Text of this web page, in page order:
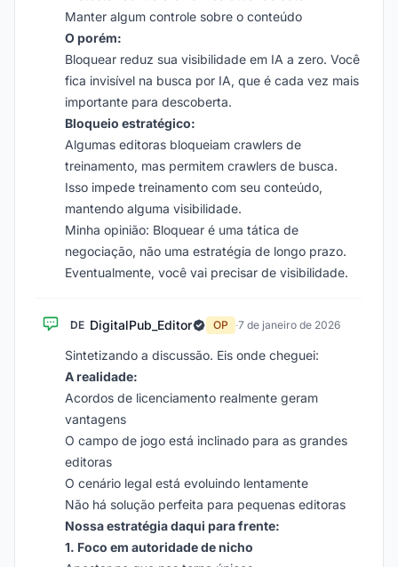
Manter algum controle sobre o conteúdo
O porém:
Bloquear reduz sua visibilidade em IA a zero. Você
fica invisível na busca por IA, que é cada vez mais
importante para descoberta.
Bloqueio estratégico:
Algumas editoras bloqueiam crawlers de
treinamento, mas permitem crawlers de busca.
Isso impede treinamento com seu conteúdo,
mantendo alguma visibilidade.
Minha opinião: Bloquear é uma tática de
negociação, não uma estratégia de longo prazo.
Eventualmente, você vai precisar de visibilidade.
DE DigitalPub_Editor OP ·7 de janeiro de 2026
Sintetizando a discussão. Eis onde cheguei:
A realidade:
Acordos de licenciamento realmente geram
vantagens
O campo de jogo está inclinado para as grandes
editoras
O cenário legal está evoluindo lentamente
Não há solução perfeita para pequenas editoras
Nossa estratégia daqui para frente:
1. Foco em autoridade de nicho